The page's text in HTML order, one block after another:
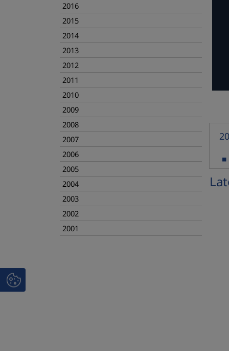
2016
2015
2014
2013
2012
2011
2010
2009
2008
2007
2006
2005
2004
2003
2002
2001